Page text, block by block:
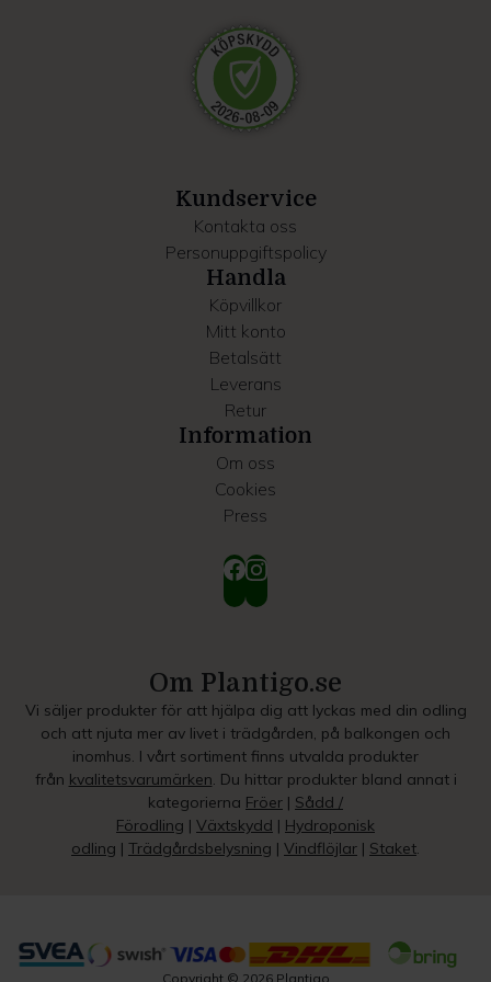
Dessa kan i sin tur kombinera informationen med annan
information som du har tillhandahållit eller som de har
samlat in när du har använt deras tjänster.
Kundservice
Kontakta oss
Personuppgiftspolicy
Handla
Köpvillkor
Mitt konto
Betalsätt
Leverans
Retur
Information
Om oss
Cookies
Press
Om Plantigo.se
Vi säljer produkter för att hjälpa dig att lyckas med din odling
och att njuta mer av livet i trädgården, på balkongen och
inomhus. I vårt sortiment finns utvalda produkter
från kvalitetsvarumärken. Du hittar produkter bland annat i
kategorierna Fröer | Sådd /
Förodling | Växtskydd | Hydroponisk
odling | Trädgårdsbelysning | Vindflöjlar | Staket.
Copyright © 2026 Plantigo